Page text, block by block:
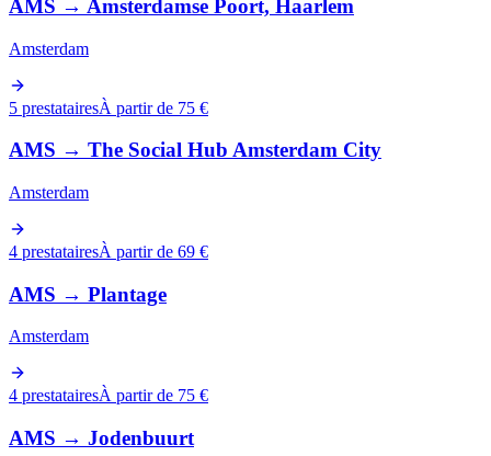
AMS → Amsterdamse Poort, Haarlem
Amsterdam
5 prestatairesÀ partir de 75 €
AMS → The Social Hub Amsterdam City
Amsterdam
4 prestatairesÀ partir de 69 €
AMS → Plantage
Amsterdam
4 prestatairesÀ partir de 75 €
AMS → Jodenbuurt